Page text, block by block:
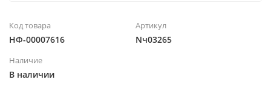
Фольгированные шары
Для девочек
Майнкрафт
Код товара
НФ-00007616
Артикул
Nч03265
Наличие
В наличии